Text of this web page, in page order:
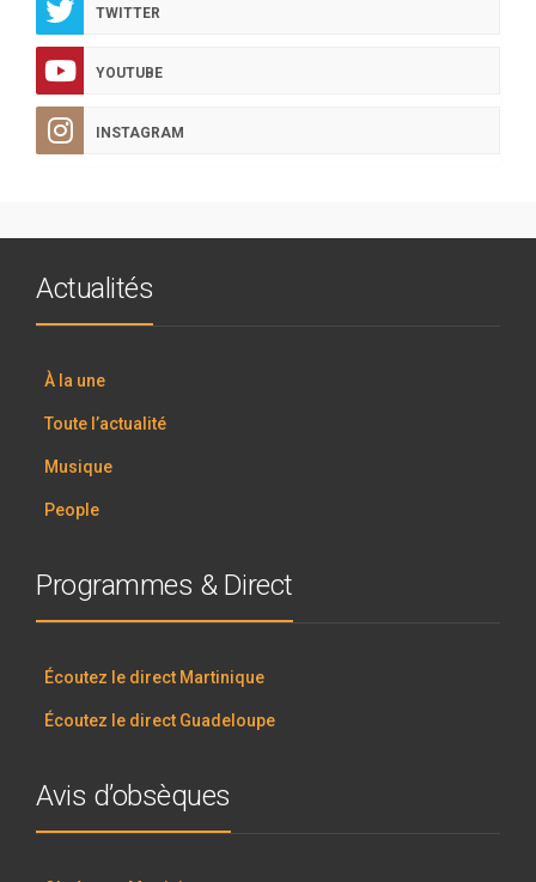
TWITTER
YOUTUBE
INSTAGRAM
Actualités
À la une
Toute l’actualité
Musique
People
Programmes & Direct
Écoutez le direct Martinique
Écoutez le direct Guadeloupe
Avis d’obsèques